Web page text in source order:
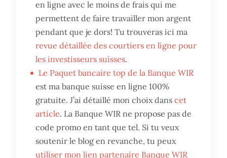
en ligne avec le moins de frais qui me
permettent de faire travailler mon argent
pendant que je dors! Tu trouveras ici ma
revue détaillée des courtiers en ligne pour
les investisseurs suisses.
Le Paquet bancaire top de la Banque WIR
est ma banque suisse en ligne 100%
gratuite. J’ai détaillé mon choix danscet
article. La Banque WIR ne propose pas de
code promo en tant que tel. Si tu veux
soutenir le blog en revanche, tu peux
utiliser mon lien partenaire Banque WIR